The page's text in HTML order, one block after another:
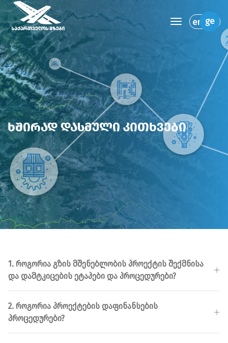
toggle
en ge
ხშირად დასმული კითხვები
1. ᲠᲝᲒᲝᲠᲘᲐ ᲒᲖᲘᲡ ᲛᲨᲔᲜᲔᲑᲚᲝᲑᲘᲡ ᲞᲠᲝᲔᲥᲢᲘᲡ ᲨᲔᲥᲛᲜᲘᲡᲐ
ᲓᲐ ᲓᲐᲛᲢᲙᲘᲪᲔᲑᲘᲡ ᲔᲢᲐᲞᲔᲑᲘ ᲓᲐ ᲞᲠᲝᲪᲔᲓᲣᲠᲔᲑᲘ?
2. ᲠᲝᲒᲝᲠᲘᲐ ᲞᲠᲝᲔᲥᲢᲔᲑᲘᲡ ᲓᲐᲤᲘᲜᲐᲜᲡᲔᲑᲘᲡ
ᲞᲠᲝᲪᲔᲓᲣᲠᲔᲑᲘ?